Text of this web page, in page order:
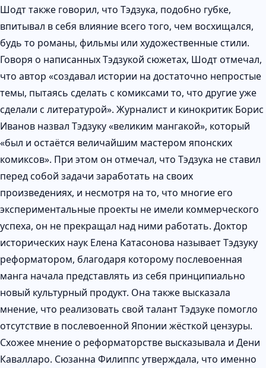
Шодт также говорил, что Тэдзука, подобно губке,
впитывал в себя влияние всего того, чем восхищался,
будь то романы, фильмы или художественные стили.
Говоря о написанных Тэдзукой сюжетах, Шодт отмечал,
что автор «создавал истории на достаточно непростые
темы, пытаясь сделать с комиксами то, что другие уже
сделали с литературой». Журналист и кинокритик Борис
Иванов назвал Тэдзуку «великим мангакой», который
«был и остаётся величайшим мастером японских
комиксов». При этом он отмечал, что Тэдзука не ставил
перед собой задачи заработать на своих
произведениях, и несмотря на то, что многие его
экспериментальные проекты не имели коммерческого
успеха, он не прекращал над ними работать. Доктор
исторических наук Елена Катасонова называет Тэдзуку
реформатором, благодаря которому послевоенная
манга начала представлять из себя принципиально
новый культурный продукт. Она также высказала
мнение, что реализовать свой талант Тэдзуке помогло
отсутствие в послевоенной Японии жёсткой цензуры.
Схожее мнение о реформаторстве высказывала и Дени
Кавалларо. Сюзанна Филиппс утверждала, что именно